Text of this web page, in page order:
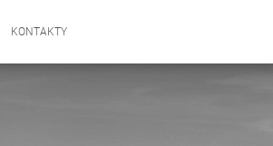
KONTAKTY